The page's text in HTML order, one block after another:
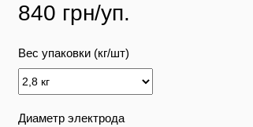
840 грн/уп.
Вес упаковки (кг/шт)
Диаметр электрода